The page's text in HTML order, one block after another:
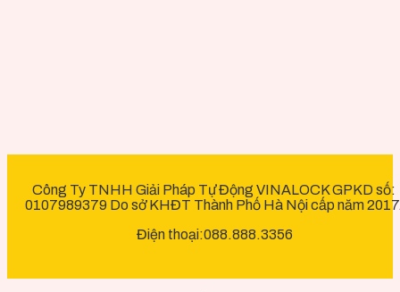
Công Ty TNHH Giải Pháp Tự Động VINALOCK GPKD số:
0107989379 Do sở KHĐT Thành Phố Hà Nội cấp năm
Điện thoại:088.888.3356